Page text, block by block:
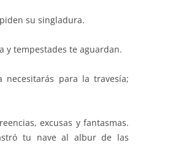
su singladura.
y tempestades te aguardan.
para la travesía;
excusas y fantasmas.
tu nave al albur de las